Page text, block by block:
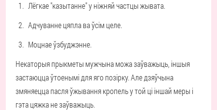
Лёгкае "казытанне" у ніжняй частцы жывата.
Адчуванне цяпла ва ўсім целе.
Моцнае ўзбуджэнне.
Некаторыя прыкметы мужчына можа заўважыць, іншыя
застаюцца ўтоенымі для яго позірку. Але дзяўчына
змяняецца пасля ўжывання кропель у той ці іншай меры і
гэта цяжка не заўважыць.